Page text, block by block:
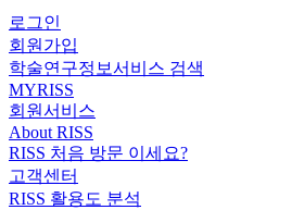
로그인
회원가입
학술연구정보서비스 검색
MYRISS
회원서비스
About RISS
RISS 처음 방문 이세요?
고객센터
RISS 활용도 분석